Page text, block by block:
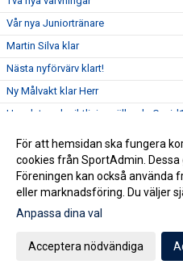
Vår nya Juniortränare
Martin Silva klar
Nästa nyförvärv klart!
Ny Målvakt klar Herr
Uppdaterade riktlinjer gällande
Bollrummet!
Ny spelande assisterande till A-laget
United?
Ny tränare klar för Staffanstorp
För att hemsidan ska fungera
cookies från SportAdmin. Dessa
Föreningen kan också använda
eller marknadsföring. Du väljer
Anpassa dina val
Acceptera nödvändiga